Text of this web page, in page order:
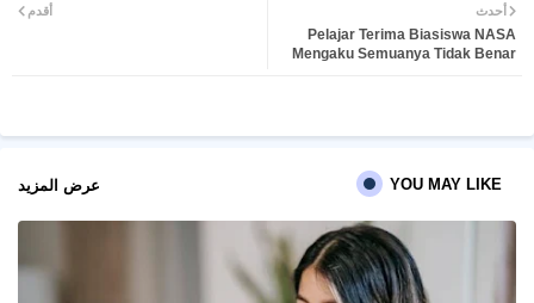
ter atsa
أحدث
Pelajar Terima Biasiswa NASA
Mengaku Semuanya Tidak Benar
أقدم
YOU MAY LIKE عرض المزيد